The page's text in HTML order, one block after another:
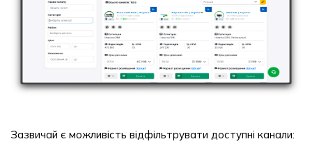
Зазвичай є можливість відфільтрувати доступні канали: